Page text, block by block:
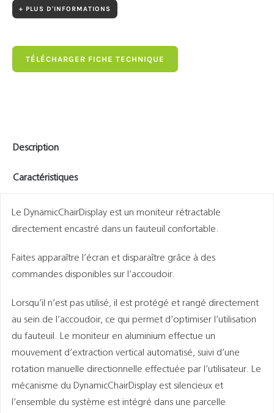
+ PLUS D'INFORMATIONS
TÉLÉCHARGER FICHE TECHNIQUE
Description
Caractéristiques
Le DynamicChairDisplay est un moniteur rétractable
directement encastré dans un fauteuil confortable.
Faites apparaître l’écran et disparaître grâce à des
commandes disponibles sur l’accoudoir.
Lorsqu’il n’est pas utilisé, il est protégé et rangé directement
au sein de l’accoudoir, ce qui permet d’optimiser l’utilisation
du fauteuil. Le moniteur en aluminium effectue un
mouvement d’extraction vertical automatisé, suivi d’une
rotation manuelle directionnelle effectuée par l’utilisateur. Le
mécanisme du DynamicChairDisplay est silencieux et
l’ensemble du système est intégré dans une parcelle